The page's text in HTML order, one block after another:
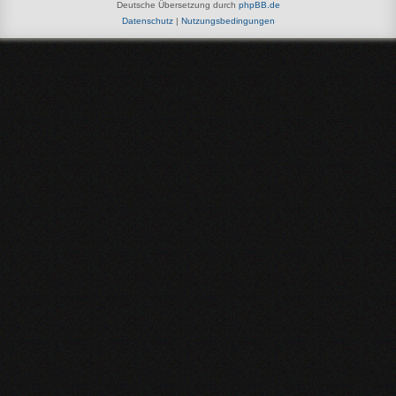
Deutsche Übersetzung durch phpBB.de
Datenschutz| Nutzungsbedingungen